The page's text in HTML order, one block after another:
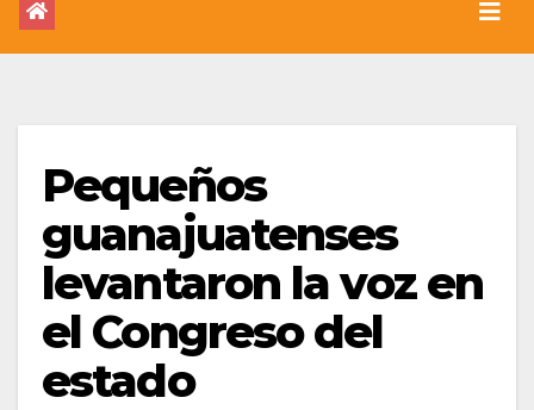
Pequeños
guanajuatenses
levantaron la voz en
el Congreso del
estado